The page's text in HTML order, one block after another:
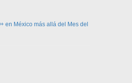
en México más allá del Mes del